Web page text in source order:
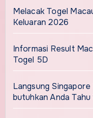
Melacak Togel
Keluaran 2026
Informasi Result
Togel 5D
Langsung
butuhkan Anda